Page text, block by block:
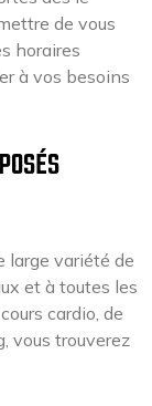
de vous
horaires
à vos besoins
large variété de
et à toutes les
cardio, de
vous trouverez